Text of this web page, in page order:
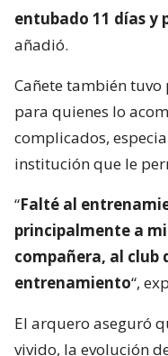
entubado 11 días y
añadió.
Cañete también
para quienes lo
complicados,
institución que le
“Falté al
principalmente a
compañera, al
entrenamiento“,
El arquero aseguró
vivido, la evolución